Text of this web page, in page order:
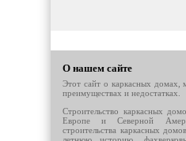
О нашем сайте
Этот сайт о каркасных домах,
преимуществах и недостатках.
Строительство каркасных
Европе и Северной
строительства каркасных
летнюю историю,